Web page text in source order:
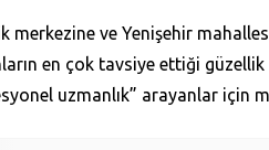
merkezine ve Yenişehir
en çok tavsiye ettiği
uzmanlık” arayanlar için